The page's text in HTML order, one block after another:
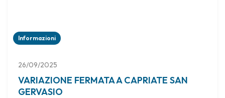
Informazioni
26/09/2025
VARIAZIONE FERMATA A CAPRIATE SAN
GERVASIO